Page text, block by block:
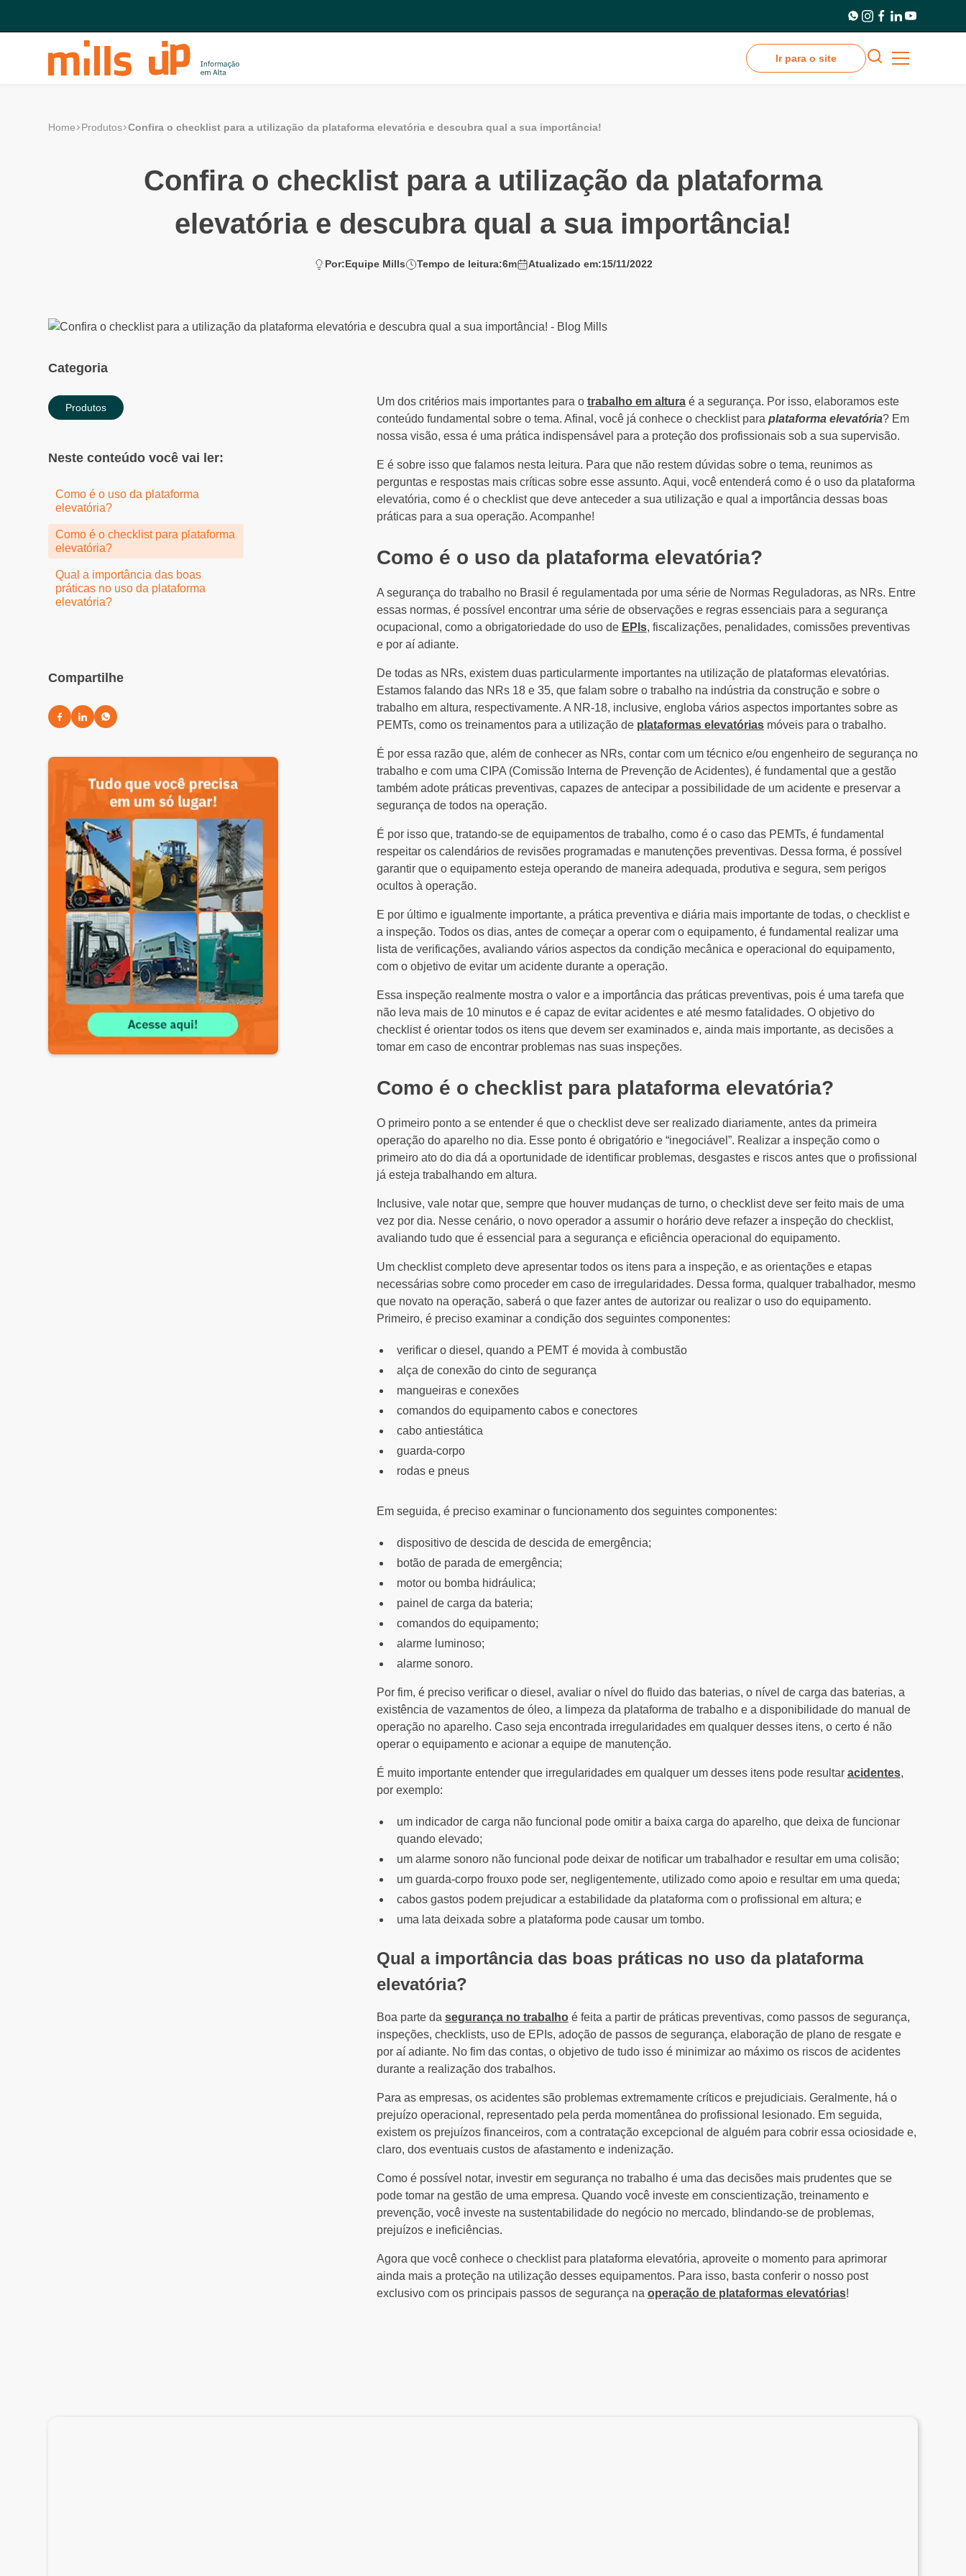
Ir para o site
Home Produtos Confira o checklist para a utilização da plataforma elevatória e descubra qual a sua importância!
Confira o checklist para a utilização da plataforma
elevatória e descubra qual a sua importância!
Por:Equipe Mills Tempo de leitura:6m Atualizado em:15/11/2022
Categoria
Produtos
Neste conteúdo você vai ler:
Como é o uso da plataforma
elevatória?
Como é o checklist para plataforma
elevatória?
Qual a importância das boas
práticas no uso da plataforma
elevatória?
Compartilhe
Um dos critérios mais importantes para o trabalho em alturaé a segurança. Por isso, elaboramos este
conteúdo fundamental sobre o tema. Afinal, você já conhece o checklist para plataforma elevatória? Em
nossa visão, essa é uma prática indispensável para a proteção dos profissionais sob a sua supervisão.
E é sobre isso que falamos nesta leitura. Para que não restem dúvidas sobre o tema, reunimos as
perguntas e respostas mais críticas sobre esse assunto. Aqui, você entenderá como é o uso da plataforma
elevatória, como é o checklist que deve anteceder a sua utilização e qual a importância dessas boas
práticas para a sua operação. Acompanhe!
Como é o uso da plataforma elevatória?
A segurança do trabalho no Brasil é regulamentada por uma série de Normas Reguladoras, as NRs. Entre
essas normas, é possível encontrar uma série de observações e regras essenciais para a segurança
ocupacional, como a obrigatoriedade do uso de EPIs, fiscalizações, penalidades, comissões preventivas
e por aí adiante.
De todas as NRs, existem duas particularmente importantes na utilização de plataformas elevatórias.
Estamos falando das NRs 18 e 35, que falam sobre o trabalho na indústria da construção e sobre o
trabalho em altura, respectivamente. A NR-18, inclusive, engloba vários aspectos importantes sobre as
PEMTs, como os treinamentos para a utilização de plataformas elevatóriasmóveis para o trabalho.
É por essa razão que, além de conhecer as NRs, contar com um técnico e/ou engenheiro de segurança no
trabalho e com uma CIPA (Comissão Interna de Prevenção de Acidentes), é fundamental que a gestão
também adote práticas preventivas, capazes de antecipar a possibilidade de um acidente e preservar a
segurança de todos na operação.
É por isso que, tratando-se de equipamentos de trabalho, como é o caso das PEMTs, é fundamental
respeitar os calendários de revisões programadas e manutenções preventivas. Dessa forma, é possível
garantir que o equipamento esteja operando de maneira adequada, produtiva e segura, sem perigos
ocultos à operação.
E por último e igualmente importante, a prática preventiva e diária mais importante de todas, o checklist e
a inspeção. Todos os dias, antes de começar a operar com o equipamento, é fundamental realizar uma
lista de verificações, avaliando vários aspectos da condição mecânica e operacional do equipamento,
com o objetivo de evitar um acidente durante a operação.
Essa inspeção realmente mostra o valor e a importância das práticas preventivas, pois é uma tarefa que
não leva mais de 10 minutos e é capaz de evitar acidentes e até mesmo fatalidades. O objetivo do
checklist é orientar todos os itens que devem ser examinados e, ainda mais importante, as decisões a
tomar em caso de encontrar problemas nas suas inspeções.
Como é o checklist para plataforma elevatória?
O primeiro ponto a se entender é que o checklist deve ser realizado diariamente, antes da primeira
operação do aparelho no dia. Esse ponto é obrigatório e “inegociável”. Realizar a inspeção como o
primeiro ato do dia dá a oportunidade de identificar problemas, desgastes e riscos antes que o profissional
já esteja trabalhando em altura.
Inclusive, vale notar que, sempre que houver mudanças de turno, o checklist deve ser feito mais de uma
vez por dia. Nesse cenário, o novo operador a assumir o horário deve refazer a inspeção do checklist,
avaliando tudo que é essencial para a segurança e eficiência operacional do equipamento.
Um checklist completo deve apresentar todos os itens para a inspeção, e as orientações e etapas
necessárias sobre como proceder em caso de irregularidades. Dessa forma, qualquer trabalhador, mesmo
que novato na operação, saberá o que fazer antes de autorizar ou realizar o uso do equipamento.
Primeiro, é preciso examinar a condição dos seguintes componentes:
verificar o diesel, quando a PEMT é movida à combustão
alça de conexão do cinto de segurança
mangueiras e conexões
comandos do equipamento cabos e conectores
cabo antiestática
guarda-corpo
rodas e pneus
Em seguida, é preciso examinar o funcionamento dos seguintes componentes:
dispositivo de descida de descida de emergência;
botão de parada de emergência;
motor ou bomba hidráulica;
painel de carga da bateria;
comandos do equipamento;
alarme luminoso;
alarme sonoro.
Por fim, é preciso verificar o diesel, avaliar o nível do fluido das baterias, o nível de carga das baterias, a
existência de vazamentos de óleo, a limpeza da plataforma de trabalho e a disponibilidade do manual de
operação no aparelho. Caso seja encontrada irregularidades em qualquer desses itens, o certo é não
operar o equipamento e acionar a equipe de manutenção.
É muito importante entender que irregularidades em qualquer um desses itens pode resultar acidentes,
por exemplo:
um indicador de carga não funcional pode omitir a baixa carga do aparelho, que deixa de funcionar
quando elevado;
um alarme sonoro não funcional pode deixar de notificar um trabalhador e resultar em uma colisão;
um guarda-corpo frouxo pode ser, negligentemente, utilizado como apoio e resultar em uma queda;
cabos gastos podem prejudicar a estabilidade da plataforma com o profissional em altura; e
uma lata deixada sobre a plataforma pode causar um tombo.
Qual a importância das boas práticas no uso da plataforma
elevatória?
Boa parte da segurança no trabalhoé feita a partir de práticas preventivas, como passos de segurança,
inspeções, checklists, uso de EPIs, adoção de passos de segurança, elaboração de plano de resgate e
por aí adiante. No fim das contas, o objetivo de tudo isso é minimizar ao máximo os riscos de acidentes
durante a realização dos trabalhos.
Para as empresas, os acidentes são problemas extremamente críticos e prejudiciais. Geralmente, há o
prejuízo operacional, representado pela perda momentânea do profissional lesionado. Em seguida,
existem os prejuízos financeiros, com a contratação excepcional de alguém para cobrir essa ociosidade e,
claro, dos eventuais custos de afastamento e indenização.
Como é possível notar, investir em segurança no trabalho é uma das decisões mais prudentes que se
pode tomar na gestão de uma empresa. Quando você investe em conscientização, treinamento e
prevenção, você investe na sustentabilidade do negócio no mercado, blindando-se de problemas,
prejuízos e ineficiências.
Agora que você conhece o checklist para plataforma elevatória, aproveite o momento para aprimorar
ainda mais a proteção na utilização desses equipamentos. Para isso, basta conferir o nosso post
exclusivo com os principais passos de segurança na operação de plataformas elevatórias!